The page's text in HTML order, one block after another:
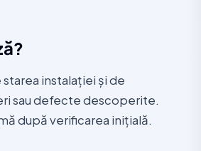
instalației și de
sau defecte descoperite.
după verificarea inițială.